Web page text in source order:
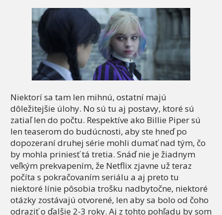
Niektorí sa tam len mihnú, ostatní majú
dôležitejšie úlohy. No sú tu aj postavy, ktoré sú
zatiaľ len do počtu. Respektíve ako Billie Piper sú
len teaserom do budúcnosti, aby ste hneď po
dopozeraní druhej série mohli dumať nad tým, čo
by mohla priniesť tá tretia. Snáď nie je žiadnym
veľkým prekvapením, že Netflix zjavne už teraz
počíta s pokračovaním seriálu a aj preto tu
niektoré línie pôsobia trošku nadbytočne, niektoré
otázky zostávajú otvorené, len aby sa bolo od čoho
odraziť o ďalšie 2-3 roky. Aj z tohto pohľadu by som